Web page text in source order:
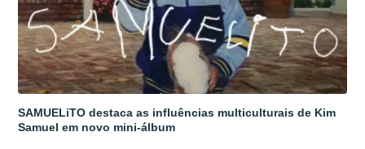
SAMUELiTO destaca as influências multiculturais de Kim
Samuel em novo mini-álbum